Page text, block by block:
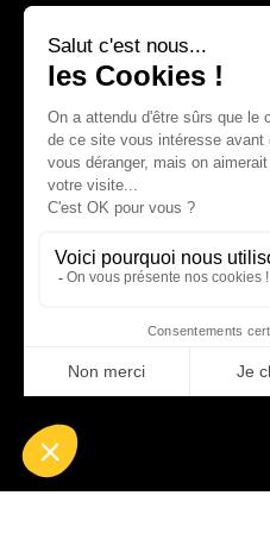
> Site web
EUROMEGRAS
© 2026 IDEAL